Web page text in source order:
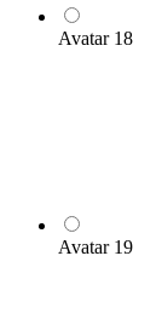
Avatar 18
Avatar 19